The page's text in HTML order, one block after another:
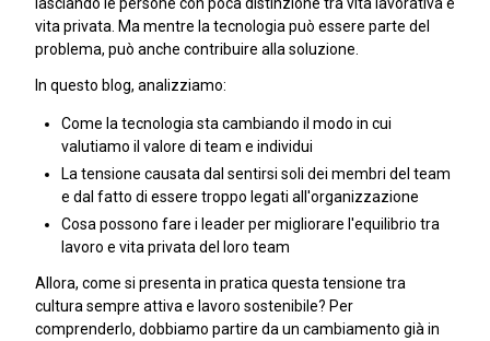
lasciando le persone con poca distinzione tra vita lavorativa e
vita privata. Ma mentre la tecnologia può essere parte del
problema, può anche contribuire alla soluzione.
In questo blog, analizziamo:
Come la tecnologia sta cambiando il modo in cui
valutiamo il valore di team e individui
La tensione causata dal sentirsi soli dei membri del team
e dal fatto di essere troppo legati all'organizzazione
Cosa possono fare i leader per migliorare l'equilibrio tra
lavoro e vita privata del loro team
Allora, come si presenta in pratica questa tensione tra
cultura sempre attiva e lavoro sostenibile? Per
comprenderlo, dobbiamo partire da un cambiamento già in